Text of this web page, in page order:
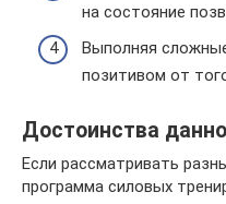
на состояние
Выполняя
позитивом от
Достоинства
Если рассматривать
программа силовых